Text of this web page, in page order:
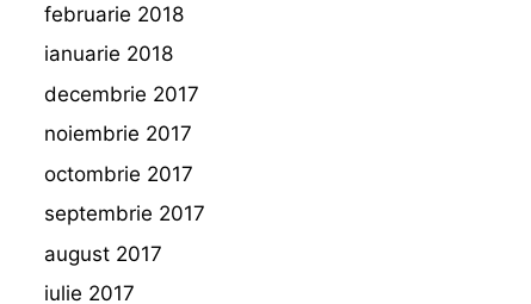
februarie 2018
ianuarie 2018
decembrie 2017
noiembrie 2017
octombrie 2017
septembrie 2017
august 2017
iulie 2017